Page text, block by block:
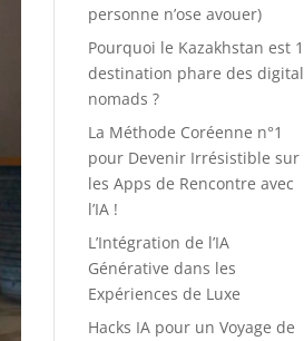
personne n’ose avouer)
Pourquoi le Kazakhstan est 1
destination phare des digital
nomads ?
La Méthode Coréenne n°1
pour Devenir Irrésistible sur
les Apps de Rencontre avec
l’IA !
L’Intégration de l’IA
Générative dans les
Expériences de Luxe
Hacks IA pour un Voyage de